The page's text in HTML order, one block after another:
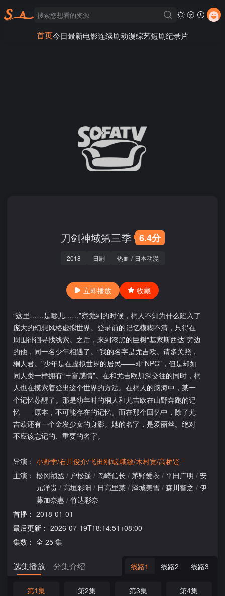
首页今日最新电影连续剧动漫综艺短剧纪录片
刀剑神域第三季 6.4分
2018 日剧 热血 / 日本动漫
立即播放 收藏
“这里……是哪儿……”察觉到的时候，桐人不知为什么陷入了
庞大的幻想风格虚拟世界。登录前的记忆模糊不清，只得在
周围徘徊寻找线索。之后，来到漆黑的巨树“基家斯西达”旁边
的他，同一名少年相遇了。“我的名字是尤吉欧。请多关照，
桐人君。”少年是在虚拟世界的居民――即“NPC”，但是却如
同人类一样拥有“丰富感情”。在和尤吉欧加深交往的同时，桐
人也在摸索着登出这个世界的方法。在桐人的脑海中，某一
个记忆苏醒了。那是幼年时的桐人和尤吉欧在山野奔跑的记
忆――原本，不可能存在的记忆。而在那个回忆中，除了尤
吉欧还有一个金发少女的身影。她的名字，是爱丽丝。绝对
不应该忘记的、重要的名字。
导演： 小野学/石川俊介/飞田刚/嵯峨敏/木村宽/高桥贤
主演： 松冈祯丞 / 户松遥 / 岛崎信长 / 茅野爱衣 / 平田广明 / 安
元洋贵 / 高垣彩阳 / 日高里菜 / 泽城美雪 / 森川智之 / 伊
藤加奈惠 / 竹达彩奈
首播： 2018-01-01
最后更新： 2026-07-19T18:14:51+08:00
集数： 全 25 集
选集播放 分集介绍 线路1 线路2 线路3
第1集 第2集 第3集 第4集